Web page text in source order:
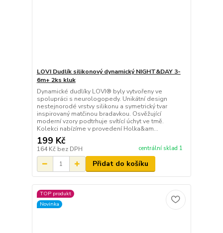
LOVI Dudlík silikonový dynamický NIGHT&DAY 3-
6m+ 2ks kluk
Dynamické dudlíky LOVI® byly vytvořeny ve
spolupráci s neurologopedy. Unikátní design
nestejnorodé vrstvy silikonu a symetrický tvar
inspirovaný matčinou bradavkou. Osvěžující
moderní vzory podtrhuje svítící úchyt ve tmě.
Kolekci nabízíme v provedení Holka&am...
199 Kč
164 Kč bez DPH centrální sklad 1
Přidat do košíku
TOP produkt
Novinka